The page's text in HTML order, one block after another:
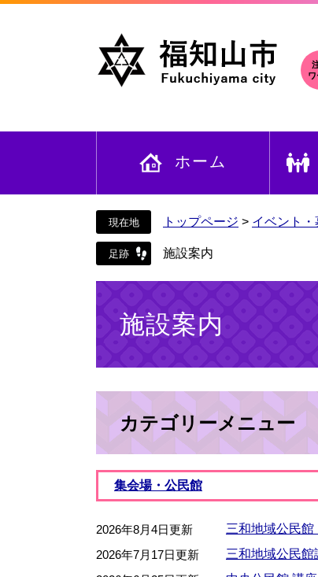
文
ワ
ホーム
トップページ > イベント・
施設案内
施設案内
カテゴリーメニュー
集会場・公民館
2026年8月4日更新
三和地域公民
2026年7月17日更新
三和地域公民館